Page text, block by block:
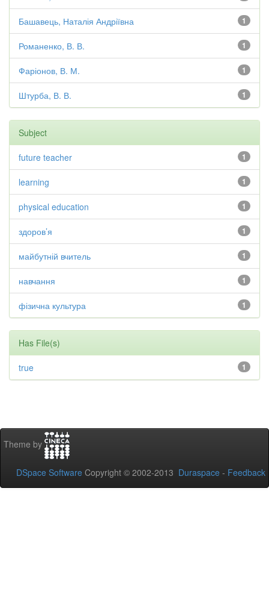
1
Башавець, Наталія Андріївна
1
Романенко, В. В.
1
Фаріонов, В. М.
1
Штурба, В. В.
Subject
1
future teacher
1
learning
1
physical education
1
здоров’я
1
майбутній вчитель
1
навчання
1
фізична культура
Has File(s)
1
true
Theme by
DSpace Software Copyright © 2002-2013 Duraspace - Feedback